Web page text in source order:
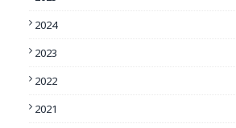
2024
2023
2022
2021